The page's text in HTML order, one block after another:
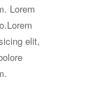
Lorem
elit,